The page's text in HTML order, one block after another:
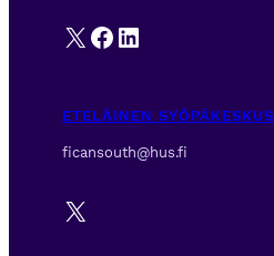
X Facebook
LinkedIn
ETELÄINEN SYÖPÄKESKUS
ficansouth@hus.fi
X